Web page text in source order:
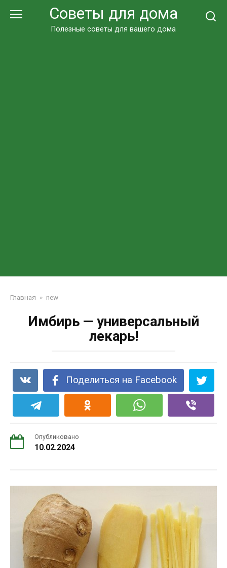
Советы для дома
Полезные советы для вашего дома
Главная » new
Имбирь — универсальный
лекарь!
Поделиться на Facebook
Опубликовано
10.02.2024